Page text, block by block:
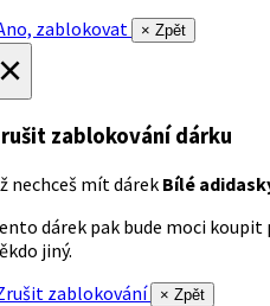
zablokovat
× Zpět
zablokování dárku
nechceš mít dárek Bílé
dárek pak bude moci koupit
jiný.
zablokování
× Zpět